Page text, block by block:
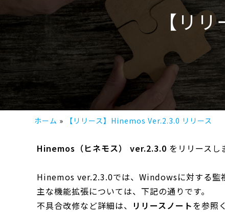
エンタープライズ
クラウド・VM管理
Hinemos AIエージェント
データコンバートサービス
レポートカスタマイズサ
他製品からの移行サービ
Hinemos インシデント
Hinemosメッセージフィ
AI基盤による 異常検知支
教育、学習支援業
NTTデータ事例 事例紹介インタビュ
Hinemos World 2025
Hinemosソリューションセミナ2025
ITSM特集
セキュリティ運用特集
監視特集
ログ管理特集
基盤設定の自動化特集
【リ
ホーム 【リリース】Hinemos Ver.2.3.0 リリース
Hinemos（ヒネモス） ver.2.3.0 をリリースし
Hinemos ver.2.3.0では、Windowsに対する監
主な機能拡張については、下記の通りです。
不具合改修など詳細は、 リリースノートを参照